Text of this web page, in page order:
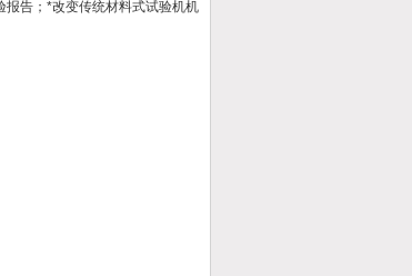
报告；*改变传统材料式试验机机